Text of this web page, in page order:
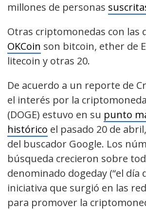
millones de personas
Otras criptomonedas con las
OKCoin son bitcoin, ether de
litecoin y otras 20.
De acuerdo a un reporte de
el interés por la
(DOGE) estuvo en su punto
histórico el pasado 20 de
del buscador Google. Los
búsqueda crecieron sobre
denominado dogeday (“el día
iniciativa que surgió en las
para promover la